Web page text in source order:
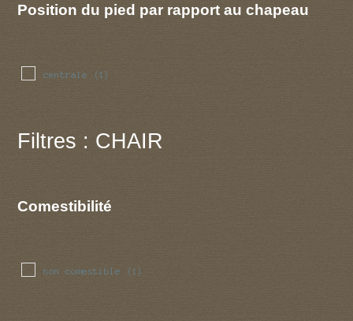
Position du pied par rapport au chapeau
centrale (1)
Filtres : CHAIR
Comestibilité
non comestible (1)